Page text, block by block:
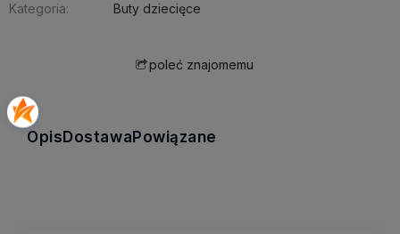
Kategoria:
Buty dziecięce
poleć znajomemu
Opis Dostawa Powiązane